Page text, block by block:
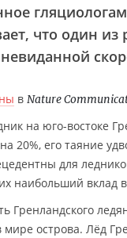
что один
в Nature
на юго-востоке
20%, его таяние
для
наибольший вклад
Гренландского
острова. Лёд